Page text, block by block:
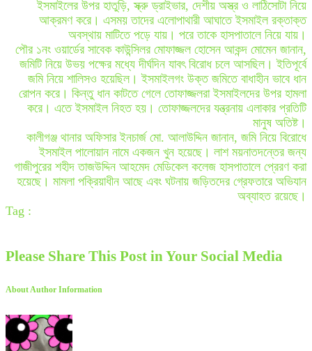
ইসমাইলের উপর হাতুড়ি, স্ক্রু ড্রাইভার, দেশীয় অস্ত্র ও লাঠিসোটা নিয়ে
আক্রমণ করে। এসময় তাদের এলোপাথারী আঘাতে ইসমাইল রক্তাক্ত
অবস্থায় মাটিতে পড়ে যায়। পরে তাকে হাসপাতালে নিয়ে যায়।
পৌর ১নং ওয়ার্ডের সাবেক কাউন্সিলর মোফাজ্জল হোসেন আকন্দ মোমেন জানান,
জমিটি নিয়ে উভয় পক্ষের মধ্যে দীর্ঘদিন যাবৎ বিরোধ চলে আসছিল। ইতিপূর্বে
জমি নিয়ে শালিসও হয়েছিল। ইসমাইলগং উক্ত জমিতে বাধাহীন ভাবে ধান
রোপন করে। কিন্তু ধান কাটতে গেলে তোফাজ্জলরা ইসমাইলদের উপর হামলা
করে। এতে ইসমাইল নিহত হয়। তোফাজ্জলদের যন্ত্রনায় এলাকার প্রতিটি
মানুষ অতিষ্ট।
কালীগঞ্জ থানার অফিসার ইনচার্জ মো. আলাউদ্দিন জানান, জমি নিয়ে বিরোধে
ইসমাইল পালোয়ান নামে একজন খুন হয়েছে। লাশ ময়নাতদন্তের জন্য
গাজীপুরের শহীদ তাজউদ্দিন আহমেদ মেডিকেল কলেজ হাসপাতালে প্রেরণ করা
হয়েছে। মামলা পক্রিয়াধীন আছে এবং ঘটনায় জড়িতদের গ্রেফতারে অভিযান
অব্যাহত রয়েছে।
Tag :
Please Share This Post in Your Social Media
About Author Information